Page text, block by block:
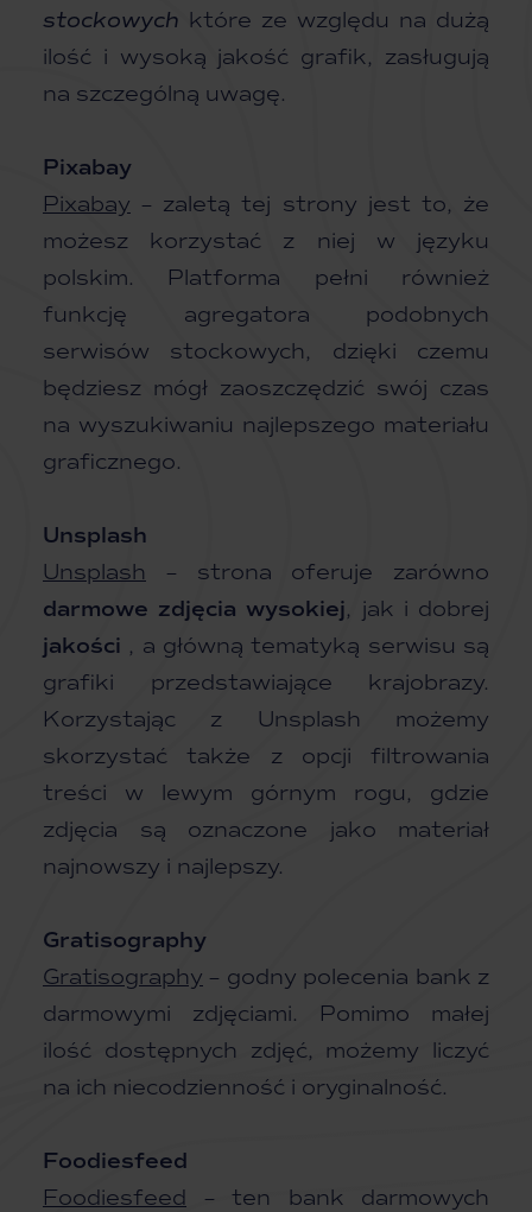
stockowych które ze względu na dużą
ilość i wysoką jakość grafik, zasługują
na szczególną uwagę.
Pixabay
Pixabay – zaletą tej strony jest to, że
możesz korzystać z niej w języku
polskim. Platforma pełni również
funkcję agregatora podobnych
serwisów stockowych, dzięki czemu
będziesz mógł zaoszczędzić swój czas
na wyszukiwaniu najlepszego materiału
graficznego.
Unsplash
Unsplash – strona oferuje zarówno
darmowe zdjęcia wysokiej, jak i dobrej
jakości , a główną tematyką serwisu są
grafiki przedstawiające krajobrazy.
Korzystając z Unsplash możemy
skorzystać także z opcji filtrowania
treści w lewym górnym rogu, gdzie
zdjęcia są oznaczone jako materiał
najnowszy i najlepszy.
Gratisography
Gratisography – godny polecenia bank z
darmowymi zdjęciami. Pomimo małej
ilość dostępnych zdjęć, możemy liczyć
na ich niecodzienność i oryginalność.
Foodiesfeed
Foodiesfeed – ten bank darmowych